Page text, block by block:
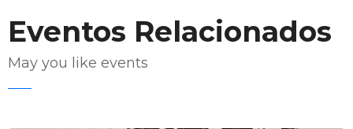
Eventos Relacionados
May you like events